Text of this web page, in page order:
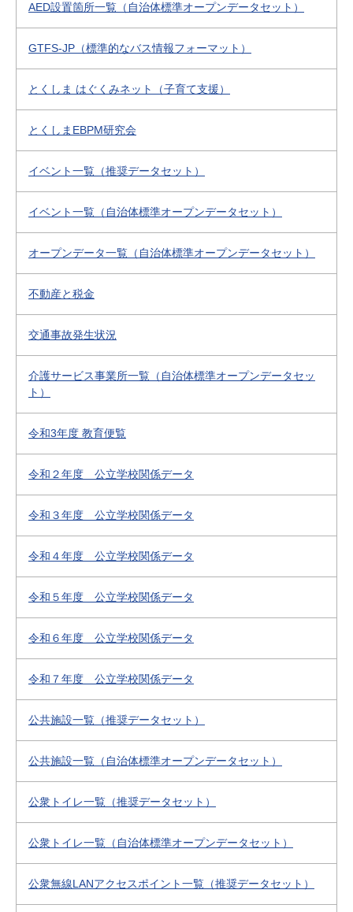
AED設置箇所一覧（自治体標準オープンデータセット）
GTFS-JP（標準的なバス情報フォーマット）
とくしま はぐくみネット（子育て支援）
とくしまEBPM研究会
イベント一覧（推奨データセット）
イベント一覧（自治体標準オープンデータセット）
オープンデータ一覧（自治体標準オープンデータセット）
不動産と税金
交通事故発生状況
介護サービス事業所一覧（自治体標準オープンデータセッ
ト）
令和3年度 教育便覧
令和２年度 公立学校関係データ
令和３年度 公立学校関係データ
令和４年度 公立学校関係データ
令和５年度 公立学校関係データ
令和６年度 公立学校関係データ
令和７年度 公立学校関係データ
公共施設一覧（推奨データセット）
公共施設一覧（自治体標準オープンデータセット）
公衆トイレ一覧（推奨データセット）
公衆トイレ一覧（自治体標準オープンデータセット）
公衆無線LANアクセスポイント一覧（推奨データセット）